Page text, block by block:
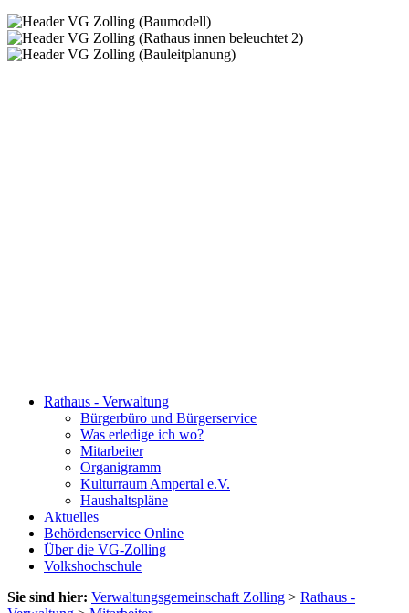
Rathaus - Verwaltung
Bürgerbüro und Bürgerservice
Was erledige ich wo?
Mitarbeiter
Organigramm
Kulturraum Ampertal e.V.
Haushaltspläne
Aktuelles
Behördenservice Online
Über die VG-Zolling
Volkshochschule
Sie sind hier: Verwaltungsgemeinschaft Zolling > Rathaus -